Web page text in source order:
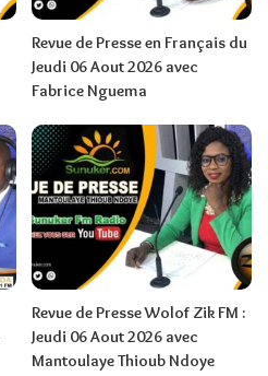
Revue de Presse en Français du
Jeudi 06 Aout 2026 avec
Fabrice Nguema
Revue de Presse Wolof Zik FM :
Jeudi 06 Aout 2026 avec
Mantoulaye Thioub Ndoye